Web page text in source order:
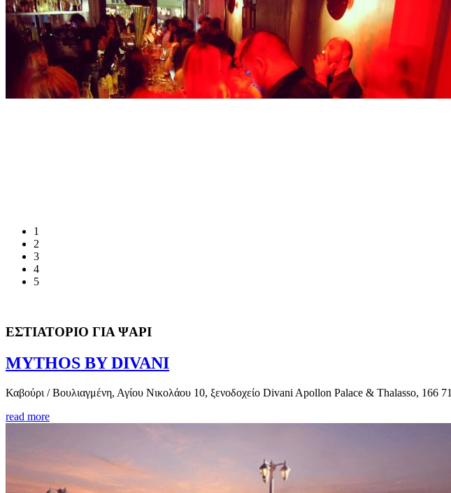
1
2
3
4
5
ΕΣΤΙΑΤΟΡΙΟ ΓΙΑ ΨΑΡΙ
MYTHOS BY DIVANI
Καβούρι / Βουλιαγμένη, Αγίου Νικολάου 10, ξενοδοχείο Divani Apollon Palace & Thalasso, 166 71
read more